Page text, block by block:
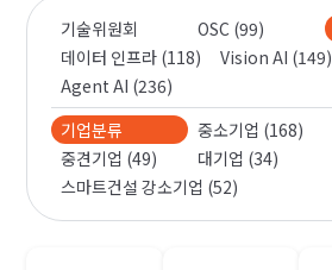
기술위원회 OSC (99)
데이터 인프라 (118)
Vision AI (149)
Agent AI (236)
기업분류
중소기업 (168)
중견기업 (49)
대기업 (34)
스마트건설 강소기업 (52)